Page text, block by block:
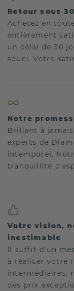
Retour sous
Achetez en
entièrement
un délai de 30
souci. Votre
Notre
Brillant à
experts de
intemporel.
tranquillité
Votre vision,
inestimable
Il suffit d'un
à réaliser votre
intermédiaires,
des prix